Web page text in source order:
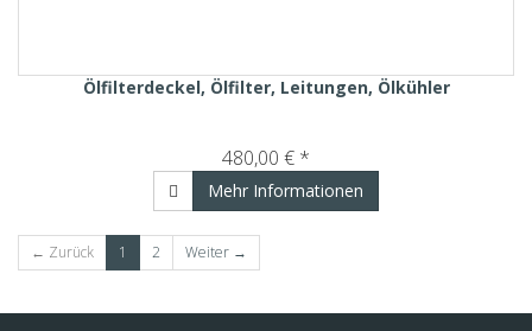
Ölfilterdeckel, Ölfilter, Leitungen, Ölkühler
480,00 € *
Mehr Informationen
← Zurück 1 2 Weiter →